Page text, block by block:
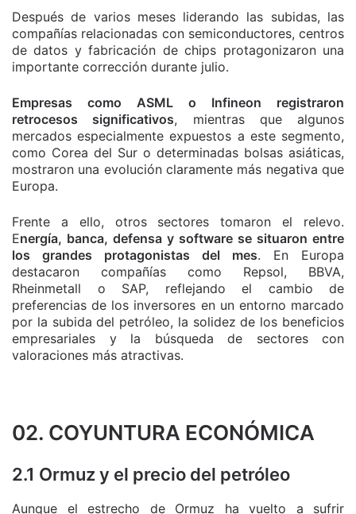
Después de varios meses liderando las subidas, las
compañías relacionadas con semiconductores, centros
de datos y fabricación de chips protagonizaron una
importante corrección durante julio.
Empresas como ASML o Infineon registraron
retrocesos significativos, mientras que algunos
mercados especialmente expuestos a este segmento,
como Corea del Sur o determinadas bolsas asiáticas,
mostraron una evolución claramente más negativa que
Europa.
Frente a ello, otros sectores tomaron el relevo.
Energía, banca, defensa y software se situaron entre
los grandes protagonistas del mes. En Europa
destacaron compañías como Repsol, BBVA,
Rheinmetall o SAP, reflejando el cambio de
preferencias de los inversores en un entorno marcado
por la subida del petróleo, la solidez de los beneficios
empresariales y la búsqueda de sectores con
valoraciones más atractivas.
02. COYUNTURA ECONÓMICA
2.1 Ormuz y el precio del petróleo
Aunque el estrecho de Ormuz ha vuelto a sufrir